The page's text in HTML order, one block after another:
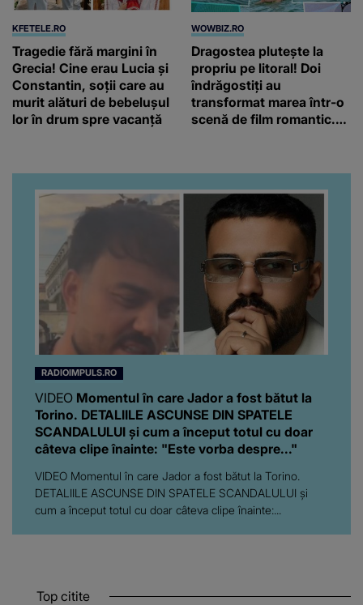
KFETELE.RO
Tragedie fără margini în
Grecia! Cine erau Lucia și
Constantin, soții care au
murit alături de bebelușul
lor în drum spre vacanță
WOWBIZ.RO
Dragostea plutește la
propriu pe litoral! Doi
îndrăgostiți au
transformat marea într-o
scenă de film romantic.
RADIOIMPULS.RO
VIDEO Momentul în care Jador a fost bătut la
Torino. DETALIILE ASCUNSE DIN SPATELE
SCANDALULUI și cum a început totul cu doar
câteva clipe înainte: "Este vorba despre..."
VIDEO Momentul în care Jador a fost bătut la Torino.
DETALIILE ASCUNSE DIN SPATELE SCANDALULUI și
cum a început totul cu doar câteva clipe înainte:...
Top citite